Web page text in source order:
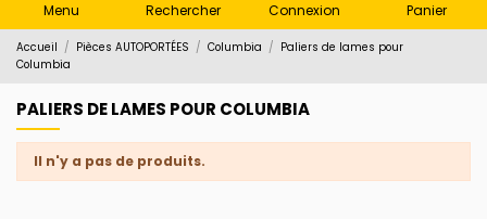
Menu Rechercher Connexion Panier
Accueil Pièces AUTOPORTÉES Columbia
Paliers de lames pour
Columbia
PALIERS DE LAMES POUR COLUMBIA
Il n'y a pas de produits.